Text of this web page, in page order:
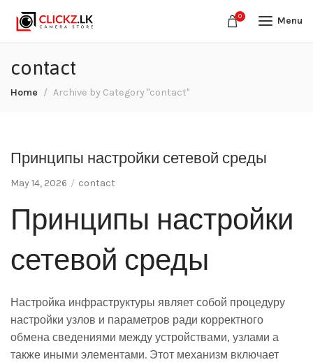
0 Menu
contact
Home Archive by Category "contact"
Принципы настройки сетевой среды
May 14, 2026 contact
Принципы настройки
сетевой среды
Настройка инфраструктуры являет собой процедуру
настройки узлов и параметров ради корректного
обмена сведениями между устройствами, узлами а
также иными элементами. Этот механизм включает